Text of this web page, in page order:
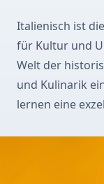
Italienisch ist
für Kultur und
Welt der
und Kulinarik
lernen eine